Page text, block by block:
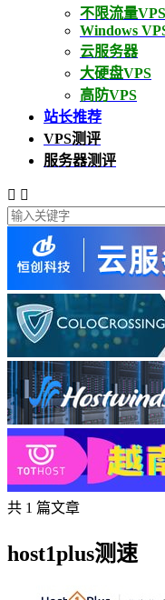
不限流量VPS
Windows
云服务器
大硬盘VPS
高防VPS
站长推荐
VPS测评
服务器测评
 
共 1 篇文章
host1plus测速